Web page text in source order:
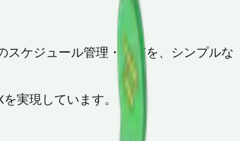
ケジュール管理・共有を、シンプルな
実現しています。